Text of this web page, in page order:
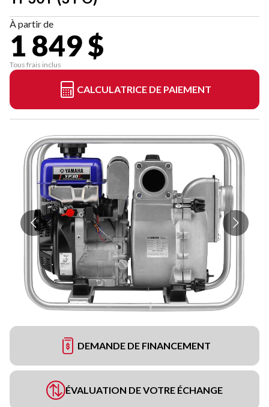
À partir de
1 849 $
Tous frais inclus
CALCULATRICE DE PAIEMENT
DEMANDE DE FINANCEMENT
ÉVALUATION DE VOTRE ÉCHANGE